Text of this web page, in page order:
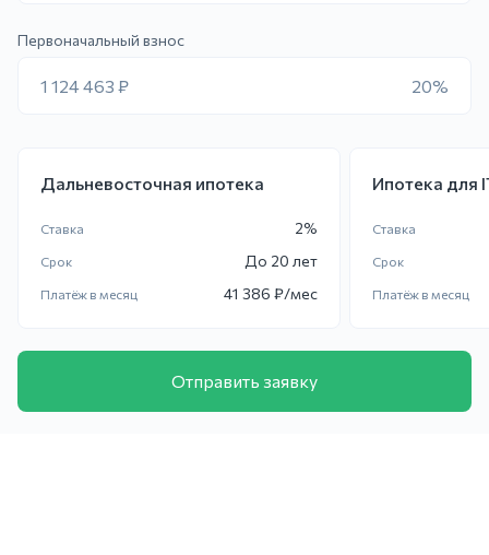
Первоначальный взнос
1 124 463 ₽ 20%
Дальневосточная ипотека
Ставка 2%
Срок До 20 лет
Платёж в месяц 41 386 ₽/мес
Ипотека для
Ставка
Срок
Платёж в месяц
Отправить заявку